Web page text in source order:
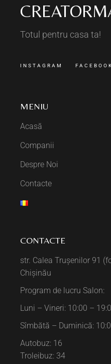
Totul pentru casa ta!
INSTAGRAM FACEBOOK
MENIU
Acasă
Companii
Despre Noi
Contacte
CONTACTE
str. Calea Trușenilor 91
Chișinău
Program de lucru Salon:
Luni – Vineri: 10:00 –
Sîmbătă – Duminică:
Autobuz: 16
Troleibuz: 34